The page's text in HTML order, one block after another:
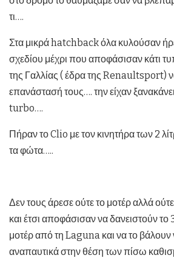
τι….
Στα μικρά hatchback όλα κυλούσαν
σχεδίου μέχρι που αποφάσισαν κάτι
της Γαλλίας ( έδρα της Renaultsport)
επανάστασή τους…. την είχαν
turbo….
Πήραν το Clio με τον κινητήρα των 2
τα φώτα…..
Δεν τους άρεσε ούτε το μοτέρ αλλά
και έτσι αποφάσισαν να δανειστούν το
μοτέρ από τη Laguna και να το βάλουν
αναπαυτικά στην θέση των πίσω